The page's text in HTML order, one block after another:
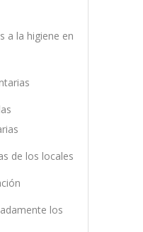
a la higiene en
de los locales
los